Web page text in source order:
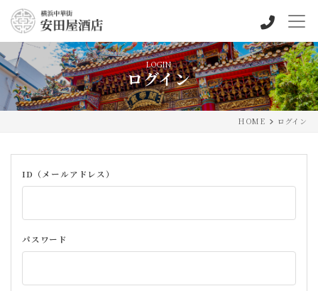
LOGIN
ログイン
HOME ログイン
ID（メールアドレス）
パスワード